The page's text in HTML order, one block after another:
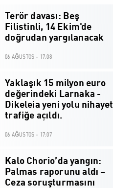
Terör davası: Beş
Filistinli, 14 Ekim'de
doğrudan yargılanacak
06 AĞUSTOS - 17:08
Yaklaşık 15 milyon euro
değerindeki Larnaka -
Dikeleia yeni yolu nihayet
trafiğe açıldı.
06 AĞUSTOS - 17:07
Kalo Chorio’da yangın:
Palmas raporunu aldı –
Ceza soruşturmasını